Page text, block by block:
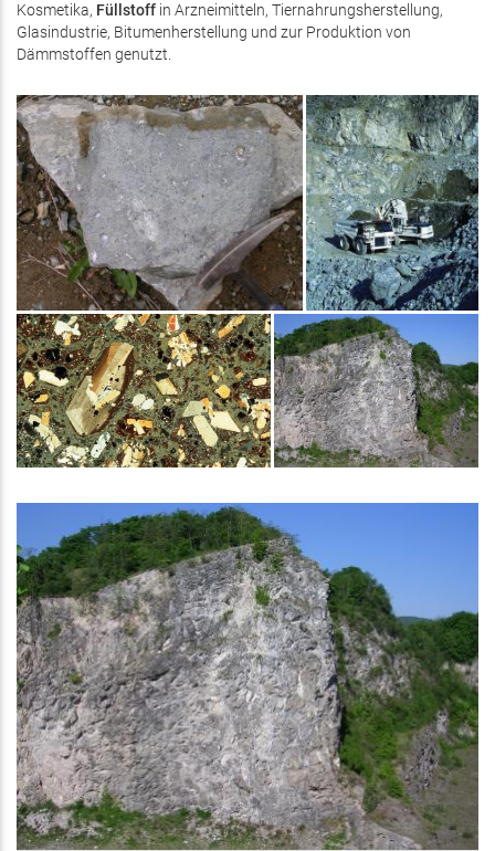
Kosmetika, Füllstoff in Arzneimitteln, Tier­nah­rungs­herstellung,
Glasindustrie, Bitumenherstellung und zur Produktion von
Dämmstoffen genutzt.